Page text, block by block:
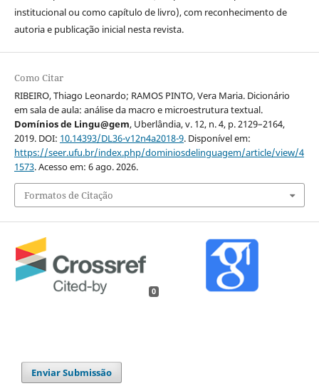
institucional ou como capítulo de livro), com reconhecimento de
autoria e publicação inicial nesta revista.
Como Citar
RIBEIRO, Thiago Leonardo; RAMOS PINTO, Vera Maria. Dicionário
em sala de aula: análise da macro e microestrutura textual.
Domínios de Lingu@gem, Uberlândia, v. 12, n. 4, p. 2129–2164,
2019. DOI: 10.14393/DL36-v12n4a2018-9. Disponível em:
https://seer.ufu.br/index.php/dominiosdelinguagem/article/view/4
1573. Acesso em: 6 ago. 2026.
Formatos de Citação
0
Enviar Submissão